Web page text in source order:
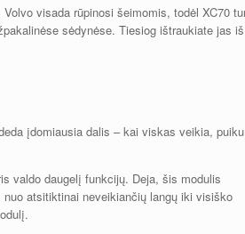
visada rūpinosi šeimomis, todėl XC70
sėdynėse. Tiesiog ištraukiate jas iš
įdomiausia dalis – kai viskas veikia,
valdo daugelį funkcijų. Deja, šis modulis
atsitiktinai neveikiančių langų iki visiško